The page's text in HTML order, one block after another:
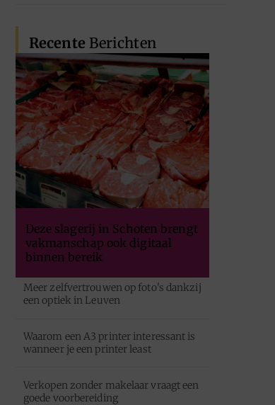
Recente Berichten
Deze slagerij in Schoten brengt
vakmanschap ook digitaal
binnen bereik
Meer zelfvertrouwen op foto's dankzij
een optiek in Leuven
Waarom een A3 printer interessant is
wanneer je een printer least
Verkopen zonder makelaar vraagt een
goede voorbereiding